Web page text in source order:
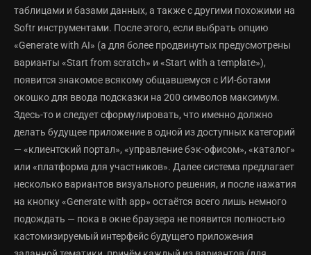
таблицами и базами данных, а также с другими похожими на
Softr инструментами. После этого, если выбрать опцию
«Generate with AI» (а для более продвинутых предусмотрены
варианты «Start from scratch» и «Start with a template»),
появится знакомое всякому общавшемуся с ИИ-ботами
окошко для ввода подсказки на 200 символов максимум.
Здесь-то и следует сформулировать, что именно должно
делать будущее приложение в одной из доступных категорий
— «клиентский портал», «управление бэк-офисом», «каталог»
или «платформа для участников». Далее система предлагает
несколько вариантов визуального решения, и после нажатия
на кнопку «Generate with app» остаётся всего лишь немного
подождать — пока в окне браузера не появится полностью
кастомизируемый интерфейс будущего приложения